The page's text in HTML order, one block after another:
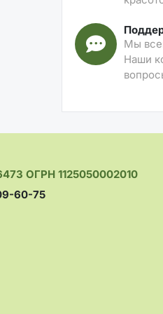
Мы
Наши
ОГРН 1125050002010
60-75